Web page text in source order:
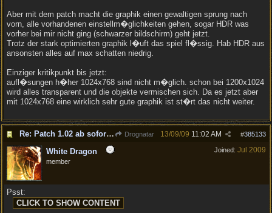
Aber mit dem patch macht die graphik einen gewaltigen sprung nach
vorn, alle vorhandenen einstellm�glichkeiten gehen, sogar HDR was
vorher bei mir nicht ging (schwarzer bildschirm) geht jetzt.
Trotz der stark optimierten graphik l�uft das spiel fl�ssig. Hab HDR aus
ansonsten alles auf max schatten niedrig.
Einziger kritikpunkt bis jetzt:
aufl�sungen h�her 1024x768 sind nicht m�glich. schon bei 1200x1024
wird alles transparent und die objekte vermischen sich. Da es jetzt aber
mit 1024x768 eine wirklich sehr gute graphik ist st�rt das nicht weiter.
Re: Patch 1.02 ab sofort erh�ltlich! Drognatar #385133
13/09/09 11:02 AM
Joined: Jul 2009
White Dragon
member
Psst: